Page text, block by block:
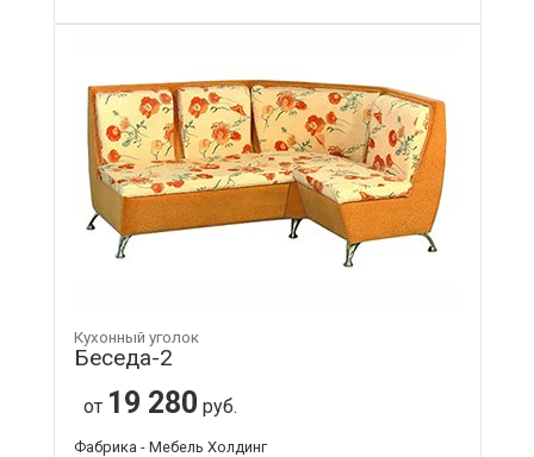
Кухонный уголок
Беседа-2
от 19 280 руб.
Фабрика - Мебель Холдинг